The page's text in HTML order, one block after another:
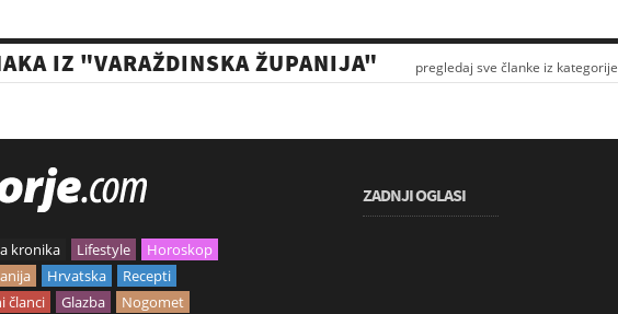
IZ "VARAŽDINSKA ŽUPANIJA" pregledaj sve članke iz kategorije
kronika Lifestyle
Horoskop
Hrvatska
Recepti
članci
Glazba Nogomet
ZADNJI OGLASI